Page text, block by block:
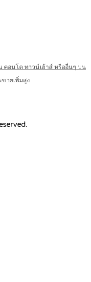
อนโด ทาวน์เฮ้าส์ หรืออื่นๆ บน
ขายเพิ่มสูง